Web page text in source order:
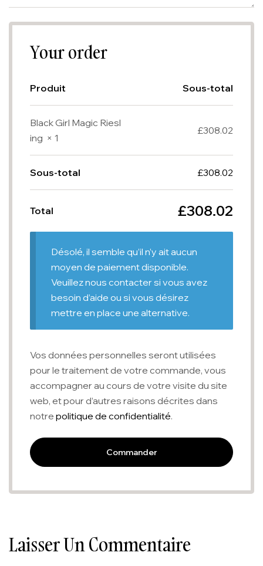
Your order
Produit Sous-total
Black Girl Magic Riesl
ing × 1
£308.02
Sous-total £308.02
Total £308.02
Désolé, il semble qu’il n’y ait aucun
moyen de paiement disponible.
Veuillez nous contacter si vous avez
besoin d’aide ou si vous désirez
mettre en place une alternative.
Vos données personnelles seront utilisées
pour le traitement de votre commande, vous
accompagner au cours de votre visite du site
web, et pour d’autres raisons décrites dans
notre politique de confidentialité.
Commander
Laisser Un Commentaire